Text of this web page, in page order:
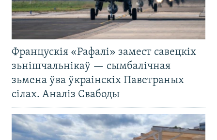
Францускія «Рафалі» замест савецкіх
зьнішчальнікаў — сымбалічная
зьмена ўва ўкраінскіх Паветраных
сілах. Аналіз Свабоды